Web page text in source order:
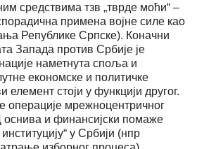
средствима тзв „тврде моћи“ –
примена војне силе као
Републике Српске). Коначни
Запада против Србије је
наметнута споља и
економске и политичке
стоји у функцији другог.
операције мрежноцентричног
оснива и финансијски помаже
у Србији (нпр